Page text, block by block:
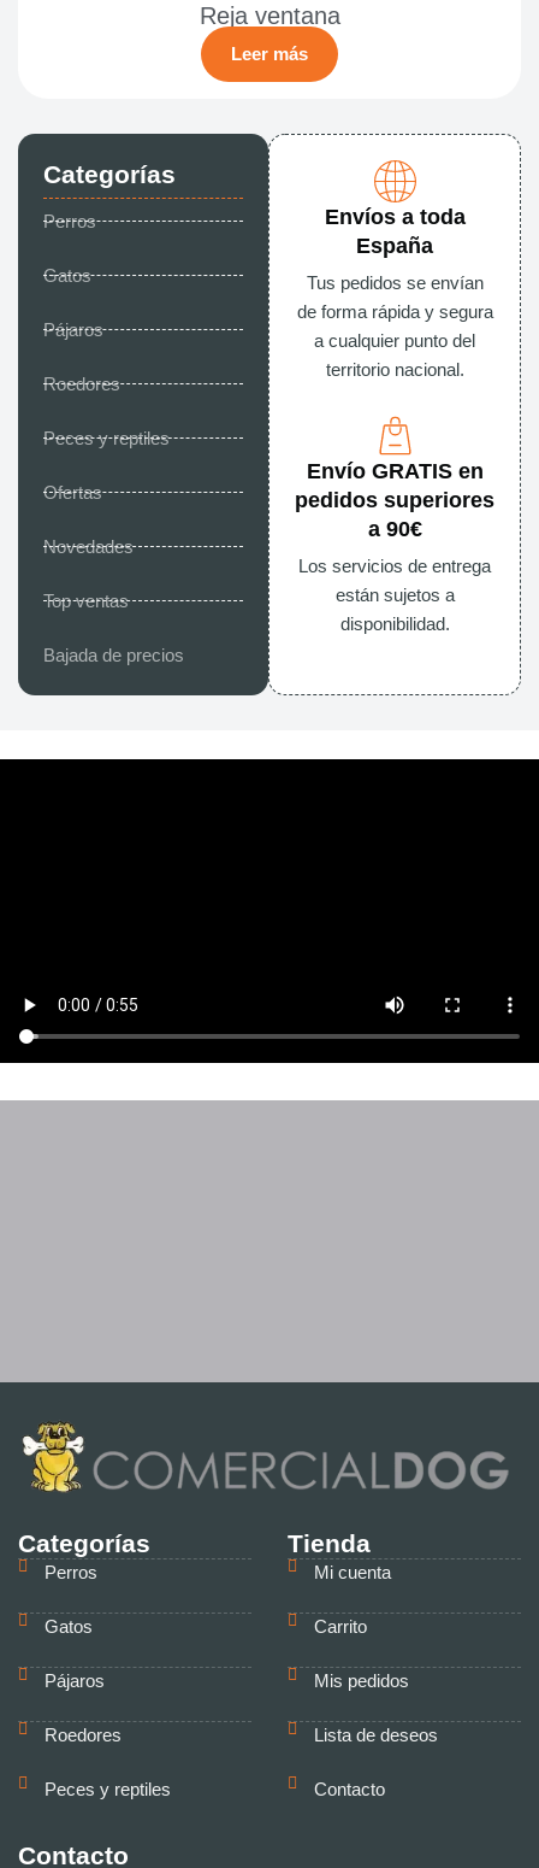
Categorías
Perros
Gatos
Pájaros
Roedores
Peces y reptiles
Ofertas
Novedades
Top ventas
Bajada de precios
Envíos a toda
España
Tus pedidos se envían
de forma rápida y segura
a cualquier punto del
territorio nacional.
Envío GRATIS en
pedidos superiores
a 90€
Los servicios de entrega
están sujetos a
disponibilidad.
Reja ventana
Leer más
Categorías
Perros
Gatos
Pájaros
Roedores
Peces y reptiles
Tienda
Mi cuenta
Carrito
Mis pedidos
Lista de deseos
Contacto
Contacto